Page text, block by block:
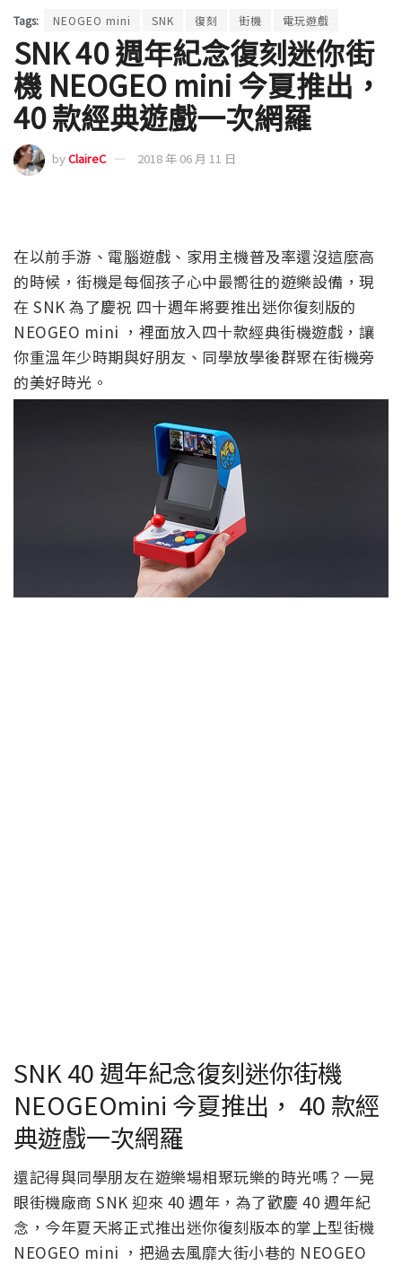
Tags: NEOGEO mini SNK 復刻 街機 電玩遊戲
SNK 40 週年紀念復刻迷你街
機 NEOGEO mini 今夏推出，
40 款經典遊戲一次網羅
byClaireC 2018 年 06 月 11 日
在以前手游、電腦遊戲、家用主機普及率還沒這麼高
的時候，街機是每個孩子心中最嚮往的遊樂設備，現
在 SNK 為了慶祝 四十週年將要推出迷你復刻版的
NEOGEO mini ，裡面放入四十款經典街機遊戲，讓
你重溫年少時期與好朋友、同學放學後群聚在街機旁
的美好時光。
SNK 40 週年紀念復刻迷你街機
NEOGEOmini 今夏推出， 40 款經
典遊戲一次網羅
還記得與同學朋友在遊樂場相聚玩樂的時光嗎？一晃
眼街機廠商 SNK 迎來 40 週年，為了歡慶 40 週年紀
念，今年夏天將正式推出迷你復刻版本的掌上型街機
NEOGEO mini ，把過去風靡大街小巷的 NEOGEO